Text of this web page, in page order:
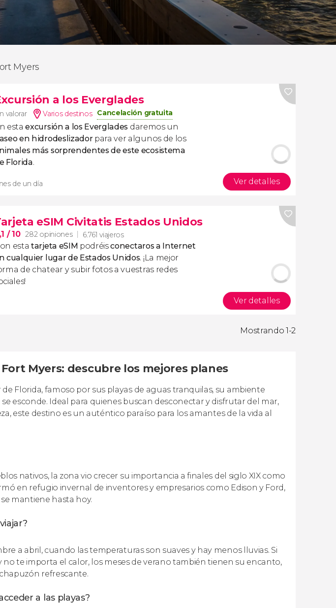
Myers
a los Everglades
valorar Varios destinos Cancelación gratuita
estaexcursión a los Everglades daremos un
en hidrodeslizador para ver algunos de los
más sorprendentes de este ecosistema
Florida.
de un día Ver detalles
eSIM Civitatis Estados Unidos
/ 10 282 opiniones 6.761 viajeros
estatarjeta eSIM podréisconectaros a Internet
cualquier lugar de Estados Unidos. ¡La mejor
de chatear y subir fotos a vuestras redes
Ver detalles
Mostrando 1-2
Myers: descubre los mejores planes
Florida, famoso por sus playas de aguas tranquilas, su ambiente
esconde. Ideal para quienes buscan desconectar y disfrutar del mar,
este destino es un auténtico paraíso para los amantes de la vida al
nativos, la zona vio crecer su importancia a finales del siglo XIX como
en refugio invernal de inventores y empresarios como Edison y Ford,
mantiene hasta hoy.
a abril, cuando las temperaturas son suaves y hay menos lluvias. Si
no te importa el calor, los meses de verano también tienen su encanto,
refrescante.
a las playas?